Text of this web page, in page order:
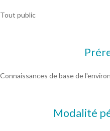
Tout public
Connaissances de base de
Modalité